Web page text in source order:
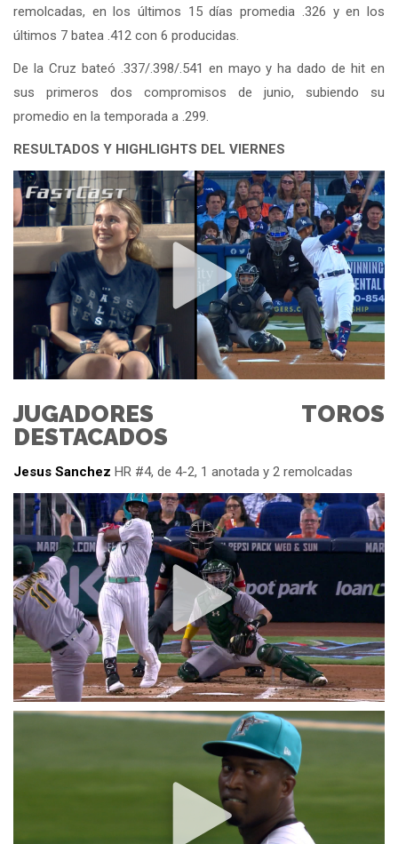
remolcadas, en los últimos 15 días promedia .326 y en los
últimos 7 batea .412 con 6 producidas.
De la Cruz bateó .337/.398/.541 en mayo y ha dado de hit en
sus primeros dos compromisos de junio, subiendo su
promedio en la temporada a .299.
RESULTADOS Y HIGHLIGHTS DEL VIERNES
JUGADORES TOROS
DESTACADOS
Jesus Sanchez HR #4, de 4-2, 1 anotada y 2 remolcadas